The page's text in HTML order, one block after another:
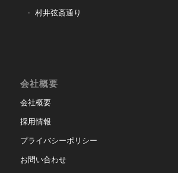
村井弦斎通り
会社概要
会社概要
採用情報
プライバシーポリシー
お問い合わせ